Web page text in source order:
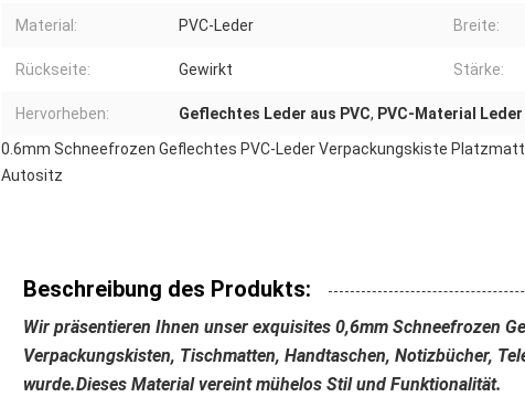
Material: PVC-Leder Breite:
Rückseite: Gewirkt Stärke:
Hervorheben: Geflechtes Leder aus PVC, PVC-Material Leder
0.6mm Schneefrozen Geflechtes PVC-Leder Verpackungskiste
Autositz
Beschreibung des Produkts:
Wir präsentieren Ihnen unser exquisites 0,6mm Schneefrozen
Verpackungskisten, Tischmatten, Handtaschen, Notizbücher,
wurde.Dieses Material vereint mühelos Stil und Funktionalität.